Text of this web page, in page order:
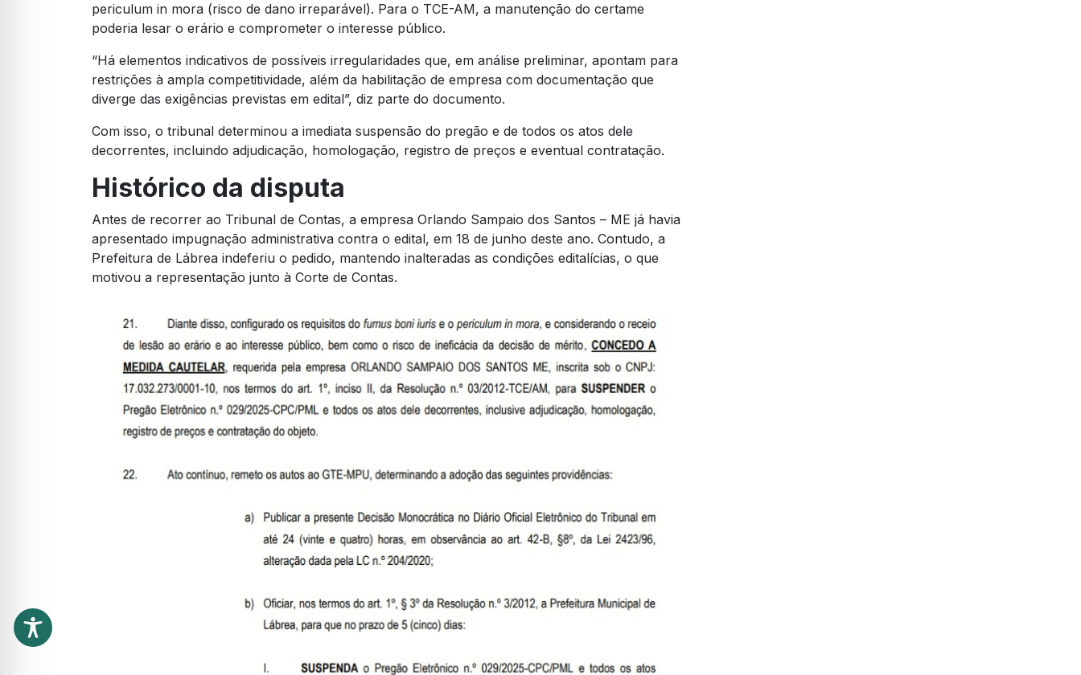
periculum in mora (risco de dano irreparável). Para o TCE-AM, a manutenção do certame
poderia lesar o erário e comprometer o interesse público.
“Há elementos indicativos de possíveis irregularidades que, em análise preliminar, apontam para
restrições à ampla competitividade, além da habilitação de empresa com documentação que
diverge das exigências previstas em edital”, diz parte do documento.
Com isso, o tribunal determinou a imediata suspensão do pregão e de todos os atos dele
decorrentes, incluindo adjudicação, homologação, registro de preços e eventual contratação.
Histórico da disputa
Antes de recorrer ao Tribunal de Contas, a empresa Orlando Sampaio dos Santos – ME já havia
apresentado impugnação administrativa contra o edital, em 18 de junho deste ano. Contudo, a
Prefeitura de Lábrea indeferiu o pedido, mantendo inalteradas as condições editalícias, o que
motivou a representação junto à Corte de Contas.